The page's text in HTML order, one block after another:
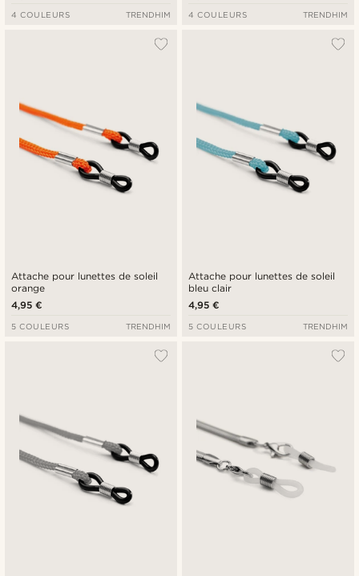
4 COULEURS TRENDHIM 4 COULEURS TRENDHIM
Attache pour lunettes de soleil
orange
4,95 €
5 COULEURS TRENDHIM
Attache pour lunettes de soleil
bleu clair
4,95 €
5 COULEURS TRENDHIM